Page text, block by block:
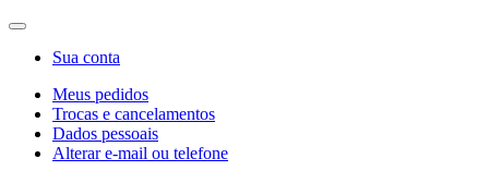
Sua conta
Meus pedidos
Trocas e cancelamentos
Dados pessoais
Alterar e-mail ou telefone